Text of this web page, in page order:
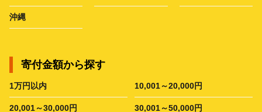
沖縄
寄付金額から探す
1万円以内 10,001～20,000円
20,001～30,000円 30,001～50,000円